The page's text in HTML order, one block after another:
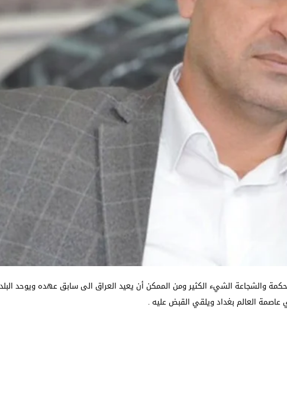
والشجاعة الشيء الكثير ومن الممكن أن يعيد العراق الى سابق عهده ويوحد
العالم بغداد ويلقي القبض عليه .